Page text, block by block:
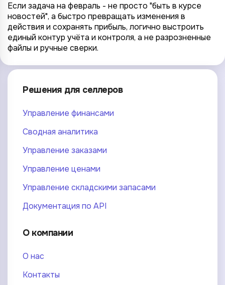
Если задача на февраль - не просто "быть в курсе
новостей", а быстро превращать изменения в
действия и сохранять прибыль, логично выстроить
единый контур учёта и контроля, а не разрозненные
файлы и ручные сверки.
Решения для селлеров
Управление финансами
Сводная аналитика
Управление заказами
Управление ценами
Управление складскими запасами
Документация по API
О компании
О нас
Контакты